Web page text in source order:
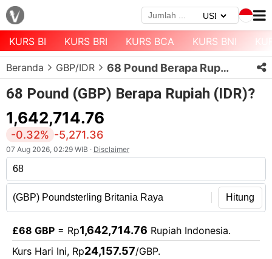
Menu
Halaman
Depan
Daftar
Mata
Uang
Daftar
Kurs
Bank
KURS BI KURS BRI KURS BCA KURS BNI
Beranda GBP/IDR 68 Pound Berapa Rupiah?
68 Pound (GBP) Berapa Rupiah (IDR)?
1,642,714.76
-0.32% -5,271.36
07 Aug 2026, 02:29 WIB · Disclaimer
Hitung
£68 GBP = Rp1,642,714.76 Rupiah Indonesia.
Kurs Hari Ini, Rp24,157.57/GBP.